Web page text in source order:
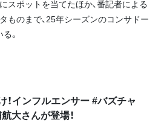
スポットを当てたほか、番記者による
ものまで、25年シーズンのコンサドー
。
インフルエンサー #バズチャ
大さんが登場！